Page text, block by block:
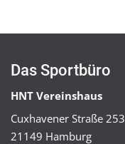
Das Sportbüro
HNT Vereinshaus
Cuxhavener Straße 253
21149 Hamburg